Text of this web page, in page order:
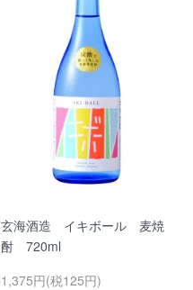
玄海酒造 イキボール 麦焼
酎 720ml
1,375円(税125円)